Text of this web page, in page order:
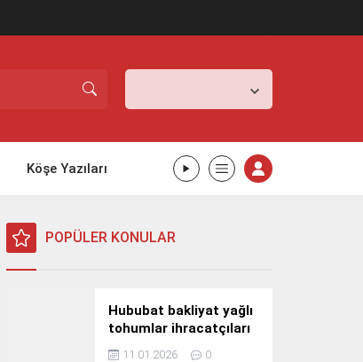
Köşe Yazıları
POPÜLER KONULAR
Hububat bakliyat yağlı
tohumlar ihracatçıları
Güney Kore yolcusu
11.01.2026 0